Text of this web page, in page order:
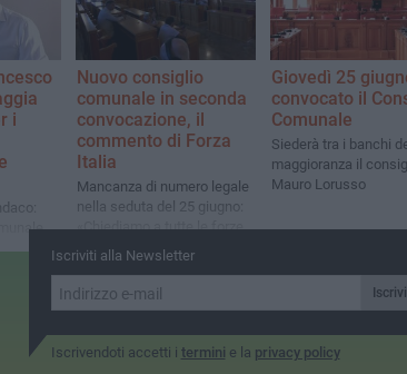
i
ma
Nuovo consiglio
comunale in seconda
convocazione, il
commento di Forza
Italia
Mancanza di numero legale
nella seduta del 25 giugno:
«Chiediamo a tutte le forze
consiliari senso di
Giovedì 25
convocato il
Comunale
Siederà tra i banchi
maggioranza il
Mauro Lorusso
Iscriviti alla Newsletter
Iscrivendoti accetti i termini e la privacy policy